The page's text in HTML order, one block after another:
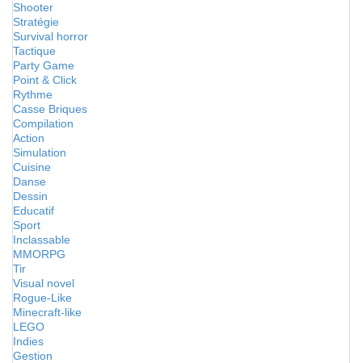
Shooter
Stratégie
Survival horror
Tactique
Party Game
Point & Click
Rythme
Casse Briques
Compilation
Action
Simulation
Cuisine
Danse
Dessin
Educatif
Sport
Inclassable
MMORPG
Tir
Visual novel
Rogue-Like
Minecraft-like
LEGO
Indies
Gestion